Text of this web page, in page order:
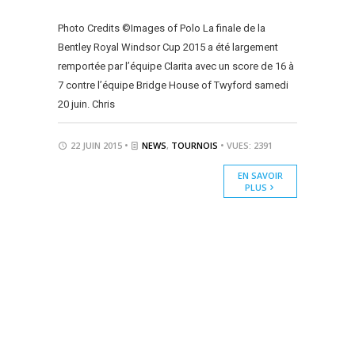
Photo Credits ©Images of Polo La finale de la
Bentley Royal Windsor Cup 2015 a été largement
remportée par l’équipe Clarita avec un score de 16 à
7 contre l’équipe Bridge House of Twyford samedi
20 juin. Chris
22 JUIN 2015 • NEWS, TOURNOIS • VUES: 2391
EN SAVOIR
PLUS